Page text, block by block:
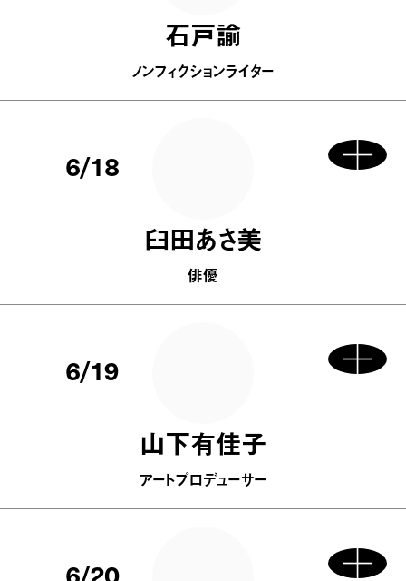
石戸諭
ノンフィクションライター
6/18
臼田あさ美
俳優
6/19
山下有佳子
アートプロデューサー